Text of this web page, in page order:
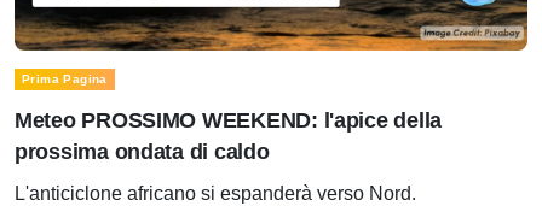
Prima Pagina
Meteo PROSSIMO WEEKEND: l'apice della
prossima ondata di caldo
L'anticiclone africano si espanderà verso Nord.